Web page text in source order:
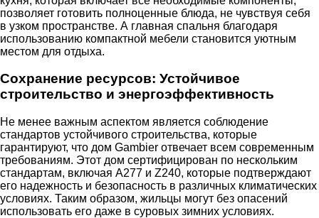
позволяет готовить полноценные блюда, не чувствуя себя
в узком пространстве. А главная спальня благодаря
использованию компактной мебели становится уютным
местом для отдыха.
Сохранение ресурсов: Устойчивое
строительство и энергоэффективность
Не менее важным аспектом является соблюдение
стандартов устойчивого строительства, которые
гарантируют, что дом Gambier отвечает всем современным
требованиям. Этот дом сертифицирован по нескольким
стандартам, включая A277 и Z240, которые подтверждают
его надежность и безопасность в различных климатических
условиях. Таким образом, жильцы могут без опасений
использовать его даже в суровых зимних условиях.